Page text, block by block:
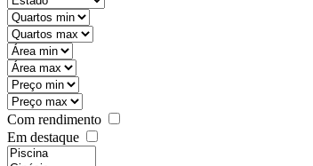
Com rendimento
Em destaque